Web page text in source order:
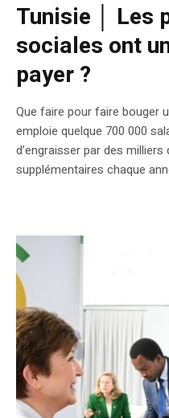
Tunisie │ Les
sociales ont
payer ?
Que faire pour faire bouger
emploie quelque 700 000
d’engraisser par des
supplémentaires chaque